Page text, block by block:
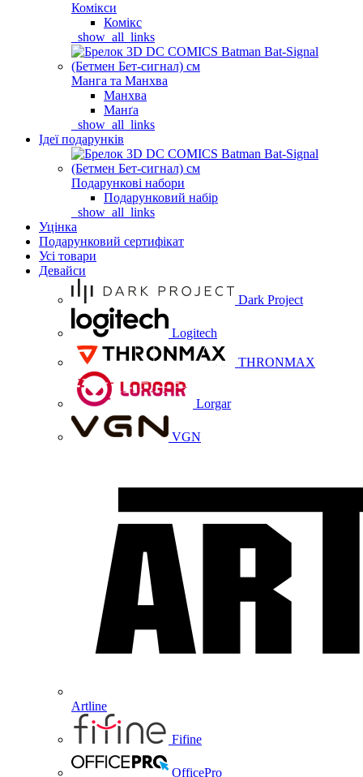
Комікси
Комікс
_show_all_links
Манга та Манхва
Манхва
Манґа
_show_all_links
Ідеї подарунків
Подарункові набори
Подарунковий набір
_show_all_links
Уцінка
Подарунковий сертифікат
Усі товари
Девайси
Dark Project
Logitech
THRONMAX
Lorgar
VGN
Artline
Fifine
OfficePro